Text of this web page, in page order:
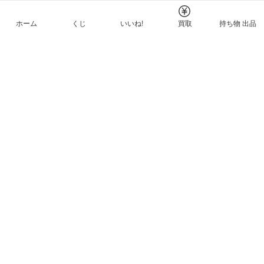
ホーム くじ いいね! 買取 持ち物 出品